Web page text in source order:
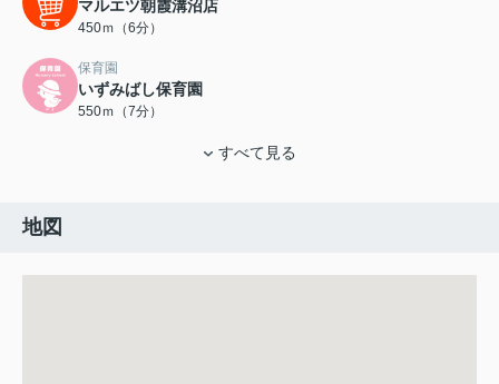
マルエツ朝霞溝沼店
450ｍ（6分）
保育園
いずみばし保育園
550ｍ（7分）
すべて見る
地図